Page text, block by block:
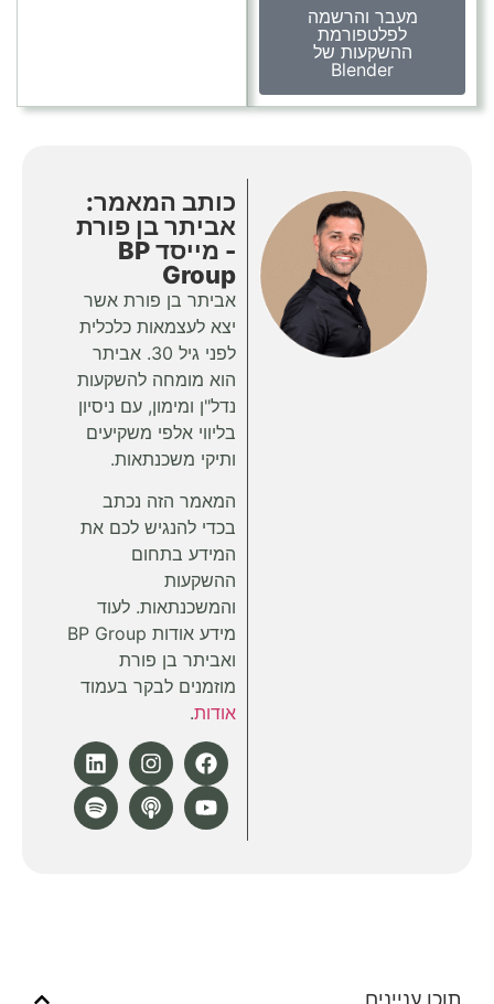
מעבר והרשמה
לפלטפורמת
ההשקעות של
Blender
כותב המאמר:
אביתר בן פורת
- מייסד BP
Group
אביתר בן פורת אשר
יצא לעצמאות כלכלית
לפני גיל 30. אביתר
הוא מומחה להשקעות
נדל"ן ומימון, עם ניסיון
בליווי אלפי משקיעים
ותיקי משכנתאות.
המאמר הזה נכתב
בכדי להנגיש לכם את
המידע בתחום
ההשקעות
והמשכנתאות. לעוד
מידע אודות BP Group
ואביתר בן פורת
מוזמנים לבקר בעמוד
אודות.
תוכן עניינים